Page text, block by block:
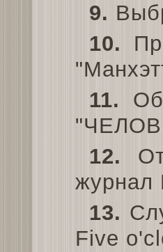
9.
10.
11.
12.
журнал
13.
Five